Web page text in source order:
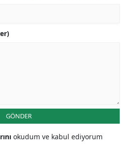
GÖNDER
okudum ve kabul ediyorum